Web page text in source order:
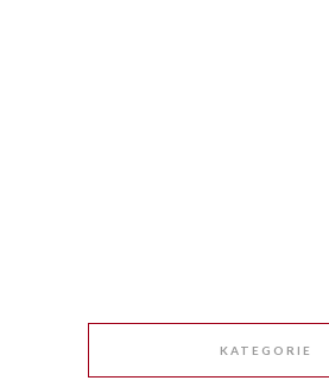
KATEGORIE